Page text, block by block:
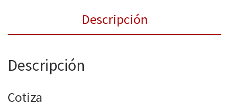
Descripción
Descripción
Cotiza